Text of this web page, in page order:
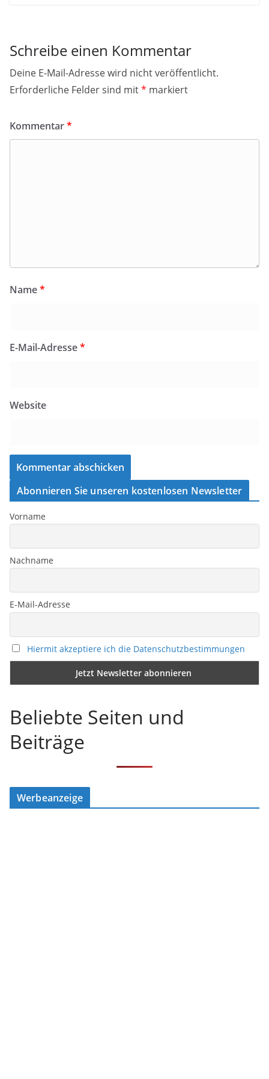
Schreibe einen Kommentar
Deine E-Mail-Adresse wird nicht veröffentlicht.
Erforderliche Felder sind mit* markiert
Kommentar*
Name*
E-Mail-Adresse*
Website
Abonnieren Sie unseren kostenlosen Newsletter
Vorname
Nachname
E-Mail-Adresse
Hiermit akzeptiere ich die Datenschutzbestimmungen
Beliebte Seiten und
Beiträge
Werbeanzeige